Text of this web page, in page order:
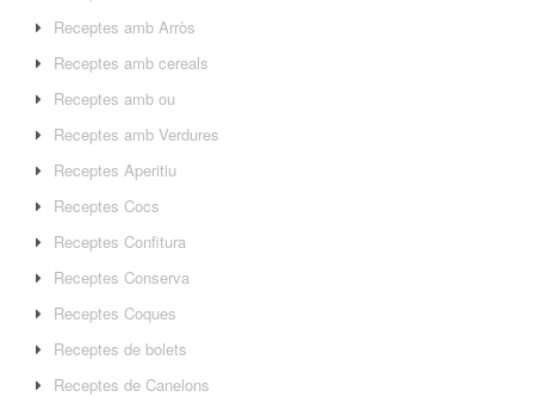
Receptes amb Arròs
Receptes amb cereals
Receptes amb ou
Receptes amb Verdures
Receptes Aperitiu
Receptes Cocs
Receptes Confitura
Receptes Conserva
Receptes Coques
Receptes de bolets
Receptes de Canelons